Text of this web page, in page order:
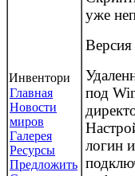
Инвентори
Главная
Новости
миров
Галерея
Ресурсы
Предложить
уже
Версия
под
логин